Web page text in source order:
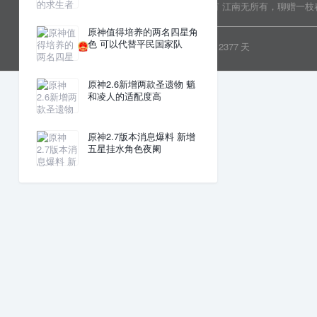
原神值得培养的两名四星角
色 可以代替平民国家队
原神2.6新增两款圣遗物 魈
和凌人的适配度高
原神2.7版本消息爆料 新增
五星挂水角色夜阑
Copyright © 2022 乐分享 版权所有 江南无所有，聊赠一枝
粤ICP备19081718号 安全运行 2377 天